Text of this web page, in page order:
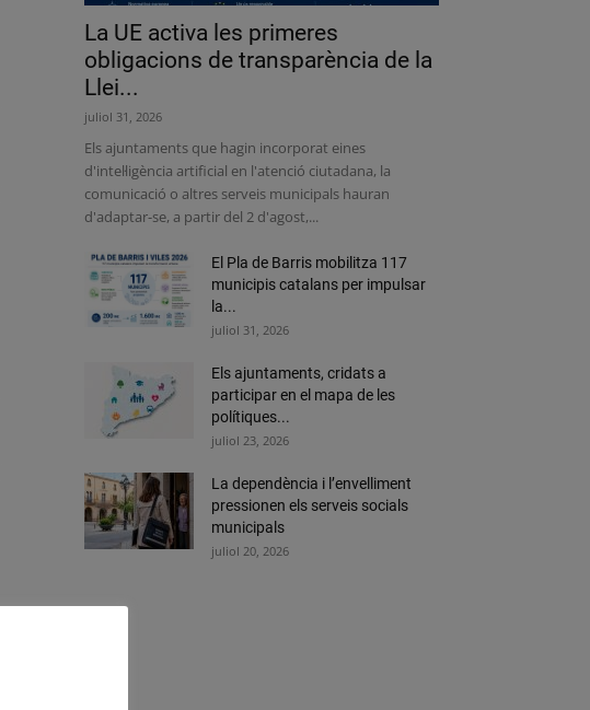
La UE activa les primeres
obligacions de transparència de la
Llei...
juliol 31, 2026
Els ajuntaments que hagin incorporat eines
d'intel·ligència artificial en l'atenció ciutadana, la
comunicació o altres serveis municipals hauran
d'adaptar-se, a partir del 2 d'agost,...
El Pla de Barris mobilitza 117
municipis catalans per impulsar
la...
juliol 31, 2026
Els ajuntaments, cridats a
participar en el mapa de les
polítiques...
juliol 23, 2026
La dependència i l’envelliment
pressionen els serveis socials
municipals
juliol 20, 2026